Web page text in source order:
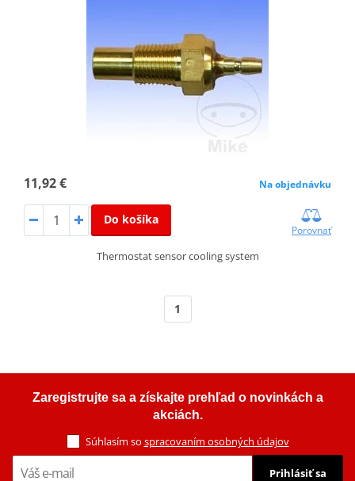
11,92 € Na objednávku
Do košíka
Porovnať
Thermostat sensor cooling system
1
Zaregistrujte sa a získajte prehľad o novinkách a
akciách.
Súhlasím so spracovaním osobných údajov
Prihlásiť sa